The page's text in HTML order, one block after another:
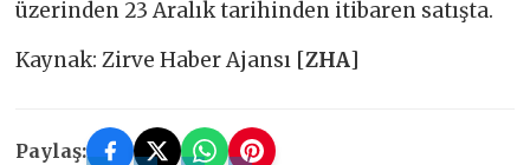
üzerinden 23 Aralık tarihinden itibaren satışta.
Kaynak: Zirve Haber Ajansı [ZHA]
Paylaş: